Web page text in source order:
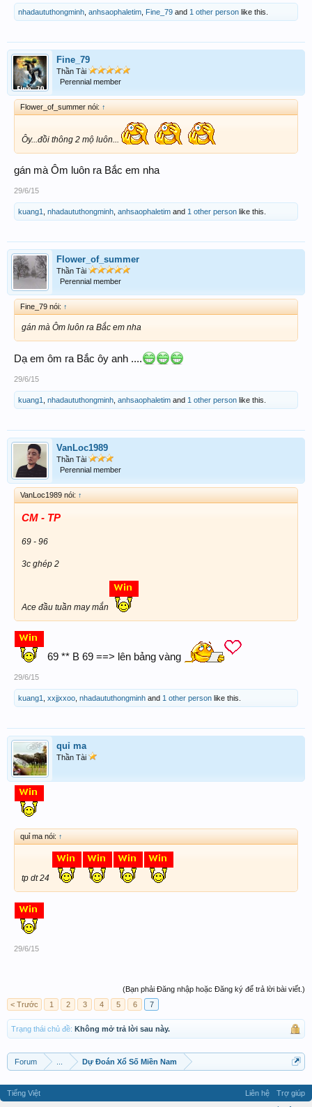
nhadaututhongminh anhsaophaletim Fine_79 and 1 other person like this.
Fine_79
Thần Tài
Perennial member
Flower_of_summer nói: ↑
Ôy...đồi thông 2 mộ luôn...
gán mà Ôm luôn ra Bắc em nha
29/6/15
kuang1 nhadaututhongminh anhsaophaletim and 1 other person like this.
Flower_of_summer
Thần Tài
Perennial member
Fine_79 nói: ↑
gán mà Ôm luôn ra Bắc em nha
Dạ em ôm ra Bắc ôy anh ....
29/6/15
kuang1 nhadaututhongminh anhsaophaletim and 1 other person like this.
VanLoc1989
Thần Tài
Perennial member
VanLoc1989 nói: ↑
CM - TP
69 - 96
3c ghép 2
Ace đầu tuần may mắn
69 ** B 69 ==> lên bảng vàng
29/6/15
kuang1, xxjjxxoo, nhadaututhongminh and 1 other person like this.
quỉ ma
Thần Tài
quỉ ma nói: ↑
tp dt 24
29/6/15
(Bạn phải Đăng nhập hoặc Đăng ký để trả lời bài viết.)
< Trước
1 2 3 4 5 6 7
Trạng thái chủ đề: Không mở trả lời sau này.
Forum Dự Đoán Xổ Số Miền Nam
Tiếng Việt Liên hệ
Trợ giúp